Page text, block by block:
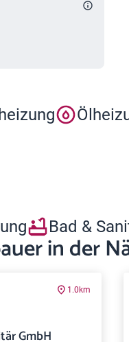
Bad &
in der
1.0km
GmbH